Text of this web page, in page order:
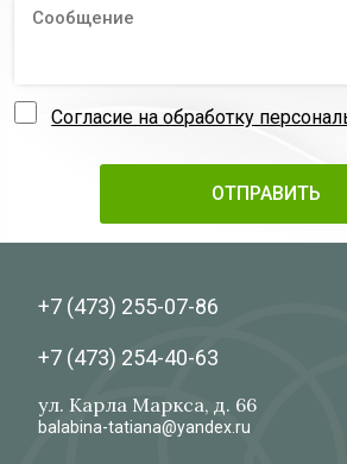
Согласие на обработку
+7 (473) 255-07-86
+7 (473) 254-40-63
ул. Карла Маркса, д. 66
balabina-tatiana@yandex.ru